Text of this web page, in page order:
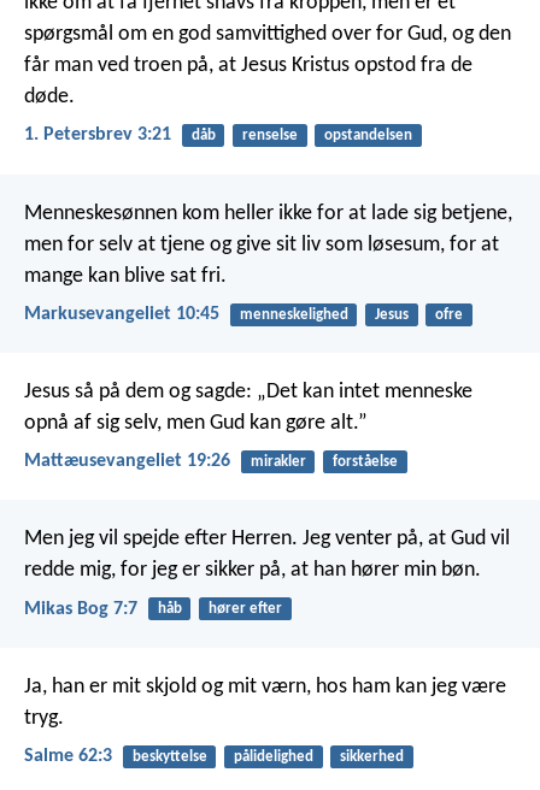
spørgsmål om en god samvittighed over for Gud, og den
får man ved troen på, at Jesus Kristus opstod fra de
døde.
1. Petersbrev 3:21 dåb renselse opstandelsen
Menneskesønnen kom heller ikke for at lade sig betjene,
men for selv at tjene og give sit liv som løsesum, for at
mange kan blive sat fri.
Markusevangeliet 10:45 menneskelighed Jesus ofre
Jesus så på dem og sagde: „Det kan intet menneske
opnå af sig selv, men Gud kan gøre alt.”
Mattæusevangeliet 19:26 mirakler forståelse
Men jeg vil spejde efter Herren. Jeg venter på, at Gud vil
redde mig, for jeg er sikker på, at han hører min bøn.
Mikas Bog 7:7 håb hører efter
Ja, han er mit skjold og mit værn, hos ham kan jeg være
tryg.
Salme 62:3 beskyttelse pålidelighed sikkerhed